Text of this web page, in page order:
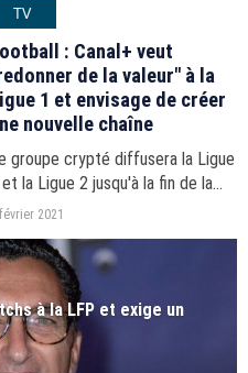
TV
: Canal+ veut
de la valeur" à la
1 et envisage de créer
nouvelle chaîne
groupe crypté diffusera la Ligue
la Ligue 2 jusqu'à la fin de la
aux termes d'un accord
2021
à la LFP et exige un